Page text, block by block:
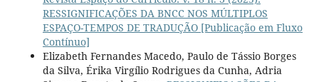
RESSIGNIFICAÇÕES DA BNCC NOS MÚLTIPLOS
ESPAÇO-TEMPOS DE TRADUÇÃO [Publicação em Fluxo
Contínuo]
Elizabeth Fernandes Macedo, Paulo de Tássio Borges
da Silva, Érika Virgílio Rodrigues da Cunha, Adria